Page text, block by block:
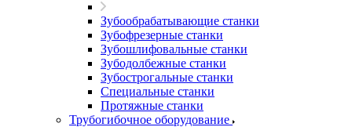
Зубообрабатывающие станки
Зубофрезерные станки
Зубошлифовальные станки
Зубодолбежные станки
Зубострогальные станки
Специальные станки
Протяжные станки
Трубогибочное оборудование